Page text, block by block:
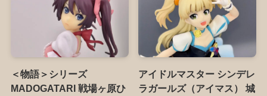
＜物語＞シリーズ
MADOGATARI 戦場ヶ原ひ
アイドルマスター シンデレ
ラガールズ（アイマス） 城